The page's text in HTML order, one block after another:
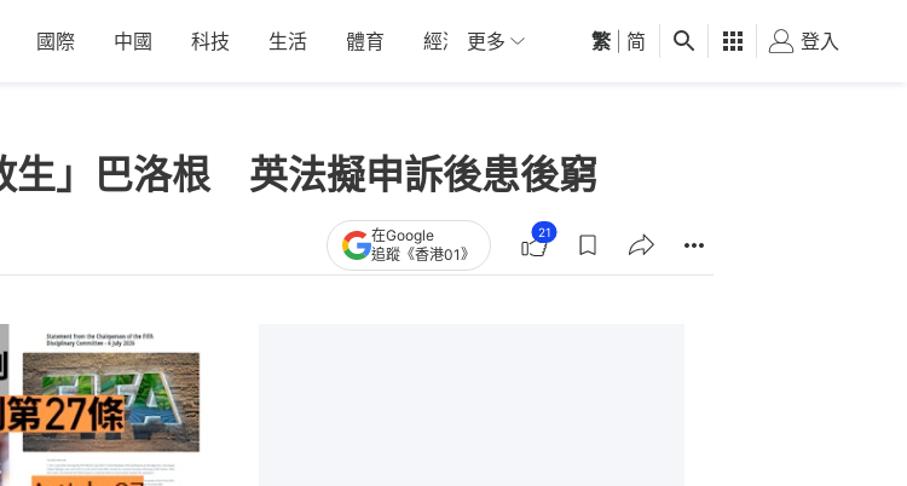
國際 中國 科技 生活 體育 經濟 01深圳 觀點 健康 好食玩飛
更多 繁 简 登入
生」巴洛根 英法擬申訴後患後窮
在Google
追蹤《香港01》
21